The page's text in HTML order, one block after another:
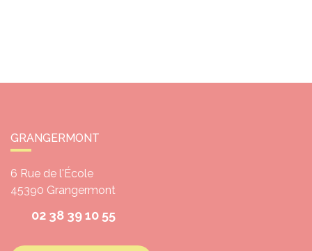
GRANGERMONT
6 Rue de l'École
45390 Grangermont
02 38 39 10 55